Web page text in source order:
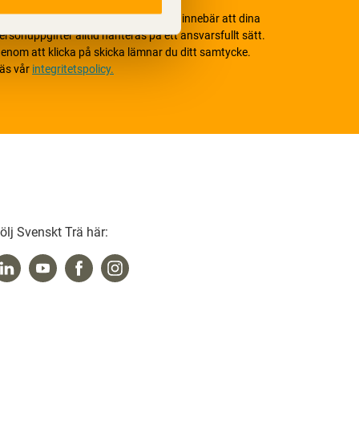
värnar om personlig integritet vilket innebär att dina
alltid hanteras på ett ansvarsfullt sätt.
att klicka på skicka lämnar du ditt samtycke.
vår integritetspolicy.
Svenskt Trä här: